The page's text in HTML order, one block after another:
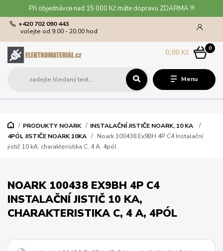
Při objednávce nad 15 000 Kč máte dopravu ZDARMA !!!
Menu
+420 702 090 443
volejte od 9,00 - 20,00 hod
0
0,00 Kč
PRODUKTY NOARK
INSTALAČNÍ JISTIČE NOARK, 10 KA
4PÓL JISTIČE NOARK 10KA
Noark 100438 Ex9BH 4P C4 Instalační
jistič 10 kA, charakteristika C, 4 A, 4pól
NOARK 100438 EX9BH 4P C4
INSTALAČNÍ JISTIČ 10 KA,
CHARAKTERISTIKA C, 4 A, 4PÓL